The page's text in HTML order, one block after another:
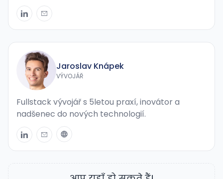
Jaroslav Knápek
VÝVOJÁŘ
Fullstack vývojář s 5letou praxí, inovátor a
nadšenec do nových technologií.